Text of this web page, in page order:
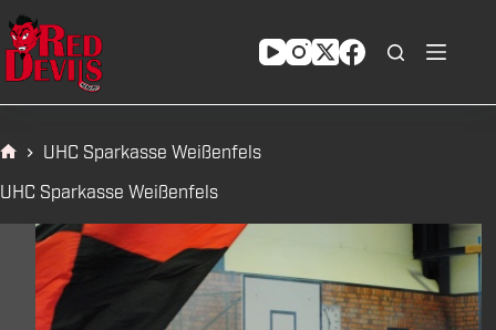
Zum
Inhalt
springen
UHC Sparkasse Weißenfels
UHC Sparkasse Weißenfels